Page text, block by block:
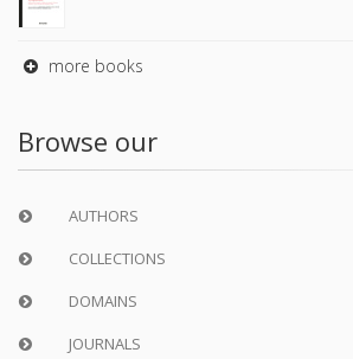
more books
Browse our
AUTHORS
COLLECTIONS
DOMAINS
JOURNALS